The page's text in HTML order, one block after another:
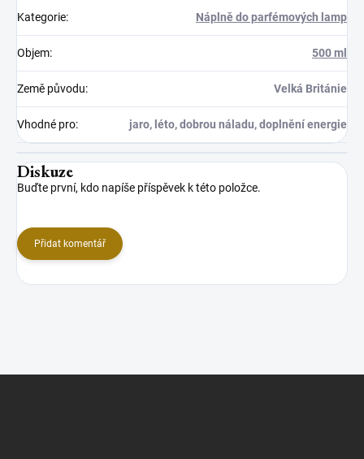
Kategorie: Náplně do parfémových lamp
Objem: 500 ml
Země původu: Velká Británie
Vhodné pro: jaro, léto, dobrou náladu, doplnění energie
Diskuze
Buďte první, kdo napíše příspěvek k této položce.
Přidat komentář